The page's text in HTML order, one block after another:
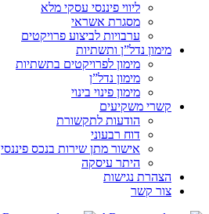
ליווי פיננסי עסקי מלא
מסגרת אשראי
ערבויות לביצוע פרויקטים
מימון נדל”ן ותשתיות
מימון לפרויקטים בתשתיות
מימון נדל”ן
מימון פינוי בינוי
קשרי משקיעים
הודעות לתקשורת
דוח רבעוני
אישור מתן שירות בנכס פיננסי
היתר עיסקה
הצהרת נגישות
צור קשר